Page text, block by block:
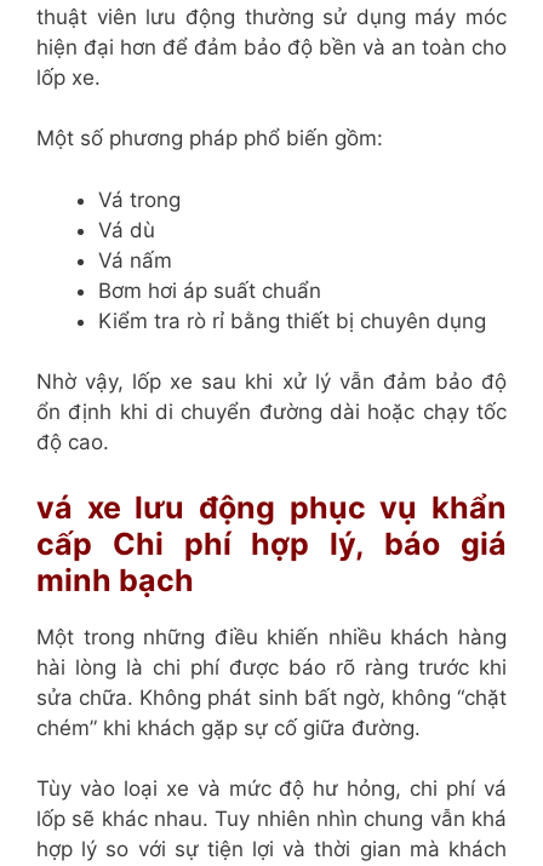
thuật viên lưu động thường sử dụng máy móc
hiện đại hơn để đảm bảo độ bền và an toàn cho
lốp xe.
Một số phương pháp phổ biến gồm:
Vá trong
Vá dù
Vá nấm
Bơm hơi áp suất chuẩn
Kiểm tra rò rỉ bằng thiết bị chuyên dụng
Nhờ vậy, lốp xe sau khi xử lý vẫn đảm bảo độ
ổn định khi di chuyển đường dài hoặc chạy tốc
độ cao.
vá xe lưu động phục vụ khẩn
cấp Chi phí hợp lý, báo giá
minh bạch
Một trong những điều khiến nhiều khách hàng
hài lòng là chi phí được báo rõ ràng trước khi
sửa chữa. Không phát sinh bất ngờ, không “chặt
chém” khi khách gặp sự cố giữa đường.
Tùy vào loại xe và mức độ hư hỏng, chi phí vá
lốp sẽ khác nhau. Tuy nhiên nhìn chung vẫn khá
hợp lý so với sự tiện lợi và thời gian mà khách